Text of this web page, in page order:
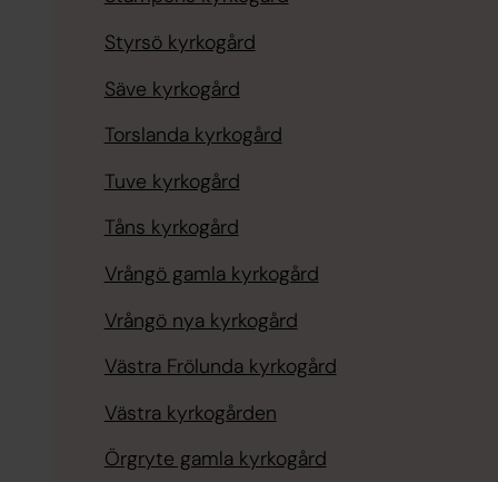
Styrsö kyrkogård
Säve kyrkogård
Torslanda kyrkogård
Tuve kyrkogård
Tåns kyrkogård
Vrångö gamla kyrkogård
Vrångö nya kyrkogård
Västra Frölunda kyrkogård
Västra kyrkogården
Örgryte gamla kyrkogård